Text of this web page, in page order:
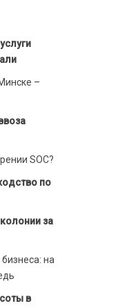
–
SOC?
по
за
на
в